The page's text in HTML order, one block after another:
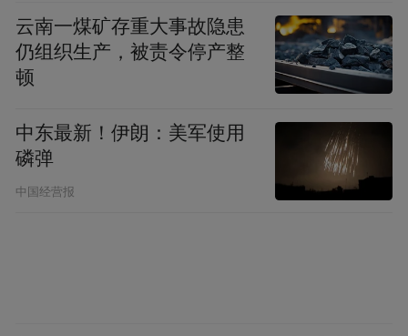
云南一煤矿存重大事故隐患
仍组织生产，被责令停产整
顿
中东最新！伊朗：美军使用
磷弹
中国经营报